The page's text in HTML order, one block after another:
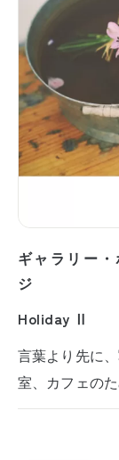
ギャラリー
ジ
Holiday Ⅱ
言葉より先に
室、カフェの